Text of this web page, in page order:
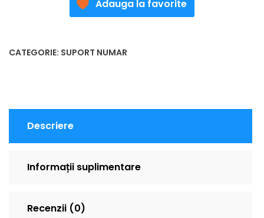
Adauga la favorite
CATEGORIE: SUPORT NUMAR
Descriere
Informații suplimentare
Recenzii (0)